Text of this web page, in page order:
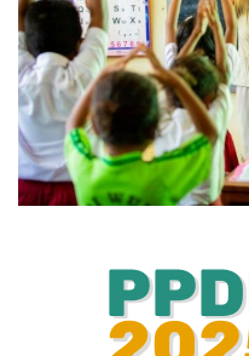
Lifestyle
Olahraga
Catatan Tarbiyah